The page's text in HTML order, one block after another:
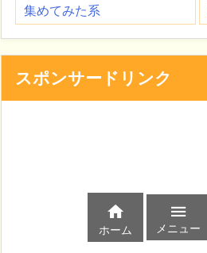
集めてみた系
スポンサードリンク

ホーム

メニュー